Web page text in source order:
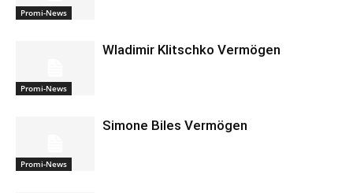
Promi-News
Promi-News
Wladimir Klitschko Vermögen
Promi-News
Simone Biles Vermögen